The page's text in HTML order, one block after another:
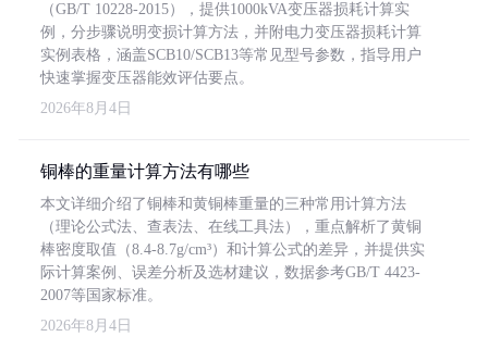
（GB/T 10228-2015），提供1000kVA变压器损耗计算实
例，分步骤说明变损计算方法，并附电力变压器损耗计算
实例表格，涵盖SCB10/SCB13等常见型号参数，指导用户
快速掌握变压器能效评估要点。
2026年8月4日
铜棒的重量计算方法有哪些
本文详细介绍了铜棒和黄铜棒重量的三种常用计算方法
（理论公式法、查表法、在线工具法），重点解析了黄铜
棒密度取值（8.4-8.7g/cm³）和计算公式的差异，并提供实
际计算案例、误差分析及选材建议，数据参考GB/T 4423-
2007等国家标准。
2026年8月4日